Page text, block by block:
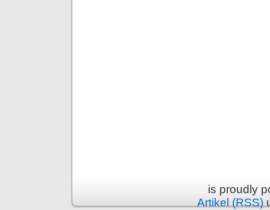
is proudly
Artikel (RSS)